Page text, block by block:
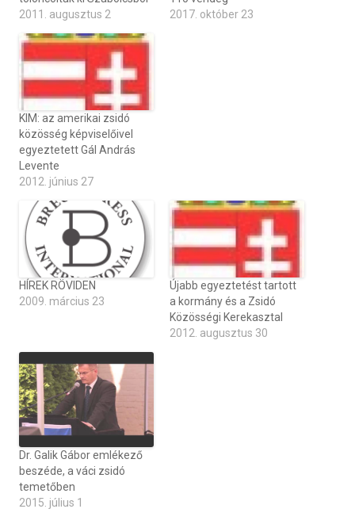
2011. augusztus 2
2017. október 23
KIM: az amerikai zsidó
közösség képviselőivel
egyeztetett Gál András
Levente
2012. június 27
HÍREK RÖVIDEN
2009. március 23
Újabb egyeztetést tartott
a kormány és a Zsidó
Közösségi Kerekasztal
2012. augusztus 30
Dr. Galik Gábor emlékező
beszéde, a váci zsidó
temetőben
2015. július 1